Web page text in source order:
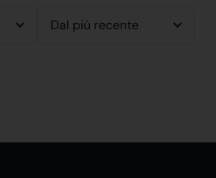
Dal più recente